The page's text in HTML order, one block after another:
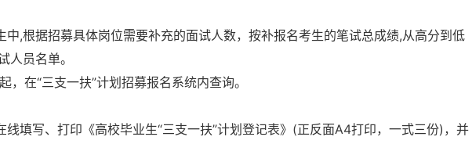
,根据招募具体岗位需要补充的面试人数，按补报名考生的笔试总成绩,从高分到低
人员名单。
在“三支一扶”计划招募报名系统内查询。
填写、打印《高校毕业生“三支一扶”计划登记表》(正反面A4打印，一式三份)，并